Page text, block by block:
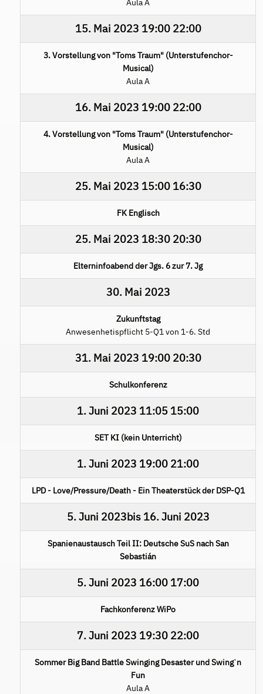
Aula A
15. Mai 2023 19:00 22:00
3. Vorstellung von "Toms Traum" (Unterstufenchor-
Musical)
Aula A
16. Mai 2023 19:00 22:00
4. Vorstellung von "Toms Traum" (Unterstufenchor-
Musical)
Aula A
25. Mai 2023 15:00 16:30
FK Englisch
25. Mai 2023 18:30 20:30
Elterninfoabend der Jgs. 6 zur 7. Jg
30. Mai 2023
Zukunftstag
Anwesenhetispflicht 5-Q1 von 1-6. Std
31. Mai 2023 19:00 20:30
Schulkonferenz
1. Juni 2023 11:05 15:00
SET KI (kein Unterricht)
1. Juni 2023 19:00 21:00
LPD - Love/Pressure/Death - Ein Theaterstück der DSP-Q1
5. Juni 2023bis 16. Juni 2023
Spanienaustausch Teil II: Deutsche SuS nach San
Sebastián
5. Juni 2023 16:00 17:00
Fachkonferenz WiPo
7. Juni 2023 19:30 22:00
Sommer Big Band Battle Swinging Desaster und Swingˋn
Fun
Aula A